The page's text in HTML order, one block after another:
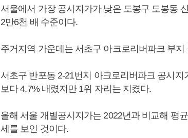
서울에서 가장 공시지가가 낮은 도봉구 도봉동
2만6천 배 수준이다.
주거지역 가운데는 서초구 아크로리버파크 부
서초구 반포동 2-21번지 아크로리버파크 공시
보다 4.7% 내렸지만 1위 자리는 지켰다.
올해 서울 개별공시지가는 2022년과 비교해 평
세를 보인 것이다.